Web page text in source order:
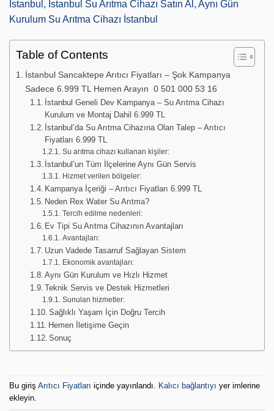
İstanbul, İstanbul Su Arıtma Cihazı Satın Al, Aynı Gün
Kurulum Su Arıtma Cihazı İstanbul
Table of Contents
İstanbul Sancaktepe Arıtıcı Fiyatları – Şok Kampanya
Sadece 6.999 TL Hemen Arayın 0 501 000 53 16
İstanbul Geneli Dev Kampanya – Su Arıtma Cihazı
Kurulum ve Montaj Dahil 6.999 TL
İstanbul’da Su Arıtma Cihazına Olan Talep – Arıtıcı
Fiyatları 6.999 TL
Su arıtma cihazı kullanan kişiler:
İstanbul’un Tüm İlçelerine Aynı Gün Servis
Hizmet verilen bölgeler:
Kampanya İçeriği – Arıtıcı Fiyatları 6.999 TL
Neden Rex Water Su Arıtma?
Tercih edilme nedenleri:
Ev Tipi Su Arıtma Cihazının Avantajları
Avantajları:
Uzun Vadede Tasarruf Sağlayan Sistem
Ekonomik avantajları:
Aynı Gün Kurulum ve Hızlı Hizmet
Teknik Servis ve Destek Hizmetleri
Sunulan hizmetler:
Sağlıklı Yaşam İçin Doğru Tercih
Hemen İletişime Geçin
Sonuç
Bu giriş Arıtıcı Fiyatları içinde yayınlandı. Kalıcı bağlantıyı yer imlerine
ekleyin.